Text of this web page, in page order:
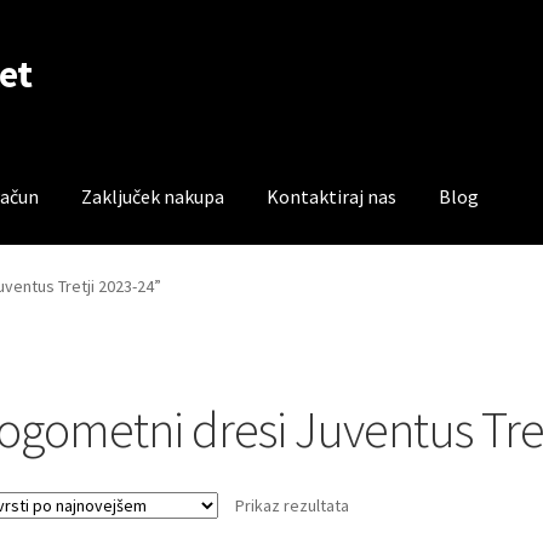
Zaključek nakupa Kontaktiraj nas Blog
Trgovina Zaključek nakupa
Tretji 2023-24”
dresi Juventus
Prikaz rezultata